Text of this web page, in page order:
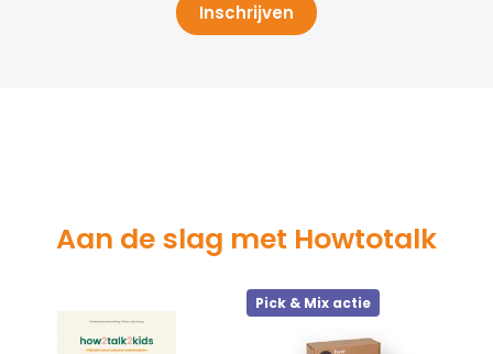
Inschrijven
Aan de slag met Howtotalk
Pick & Mix actie